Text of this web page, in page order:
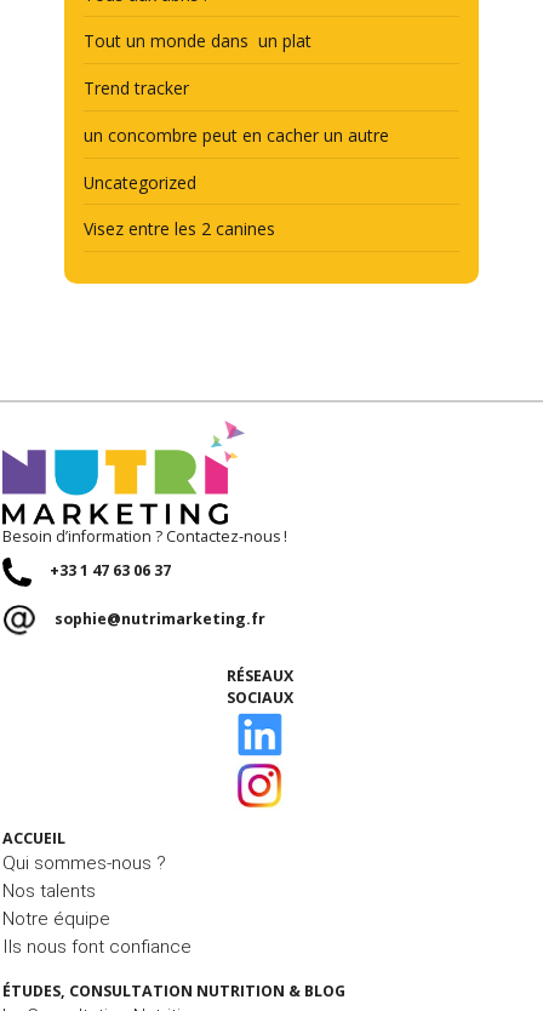
Tout un monde dans un plat
Trend tracker
un concombre peut en cacher un autre
Uncategorized
Visez entre les 2 canines
Besoin d’information ? Contactez-nous !
+33 1 47 63 06 37
sophie@nutrimarketing.fr
RÉSEAUX
SOCIAUX
ACCUEIL
Qui sommes-nous ?
Nos talents
Notre équipe
Ils nous font confiance
ÉTUDES, CONSULTATION NUTRITION & BLOG